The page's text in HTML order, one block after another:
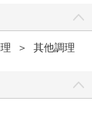
＞ 其他調理